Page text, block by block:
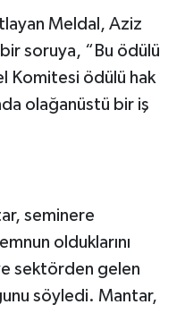
Meldal, Aziz
soruya, “Bu ödülü
Komitesi ödülü hak
olağanüstü bir iş
seminere
olduklarını
sektörden gelen
söyledi. Mantar,